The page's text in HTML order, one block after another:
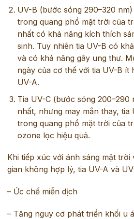
UV-B (bước sóng 290–320
trong quang phổ mặt trời của
nhất có khả năng kích thích
sinh. Tuy nhiên tia UV-B có
và có khả năng gây ung thư.
ngày của cơ thể với tia UV-B ít
UV-A.
Tia UV-C (bước sóng 200–290
nhất, nhưng may mắn thay, tia
trong quang phổ mặt trời của
ozone lọc hiệu quả.
Khi tiếp xúc với ánh sáng mặt trời
gian không hợp lý, tia UV-A và
– Ức chế miễn dịch
– Tăng nguy cơ phát triển khối u